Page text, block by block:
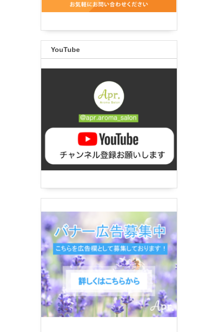
YouTube